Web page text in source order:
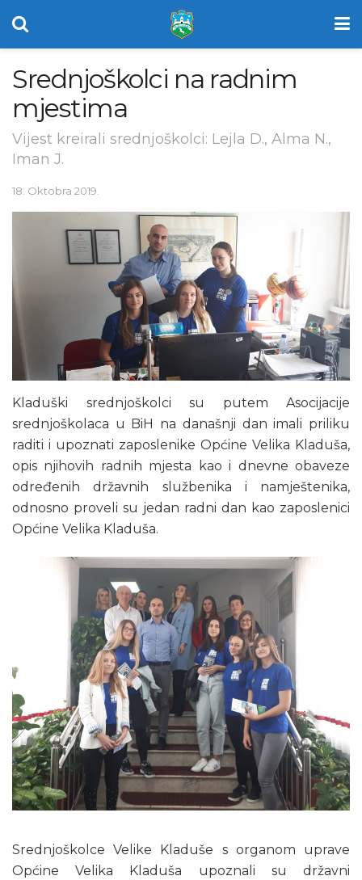
Srednjoškolci na radnim
mjestima
Vijest kreirali srednjoškolci: Lejla D., Alma N.,
Iman J.
18. Oktobra 2019.
Kladuški srednjoškolci su putem Asocijacije
srednjoškolaca u BiH na današnji dan imali priliku
raditi i upoznati zaposlenike Općine Velika Kladuša,
opis njihovih radnih mjesta kao i dnevne obaveze
određenih državnih službenika i namještenika,
odnosno proveli su jedan radni dan kao zaposlenici
Općine Velika Kladuša.
Srednjoškolce Velike Kladuše s organom uprave
Općine Velika Kladuša upoznali su državni